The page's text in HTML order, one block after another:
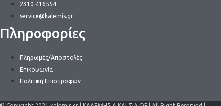
2310-416554
service@kalemis.gr
Πληροφορίες
Πληρωμές/Αποστολές
Επικοινωνία
Πολιτική Επιστροφών